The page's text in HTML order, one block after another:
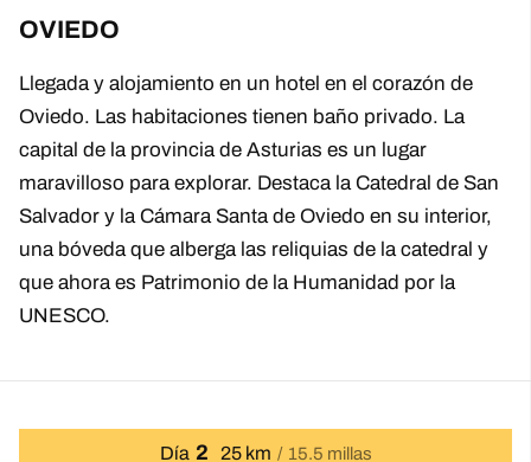
OVIEDO
Llegada y alojamiento en un hotel en el corazón de
Oviedo. Las habitaciones tienen baño privado. La
capital de la provincia de Asturias es un lugar
maravilloso para explorar. Destaca la Catedral de San
Salvador y la Cámara Santa de Oviedo en su interior,
una bóveda que alberga las reliquias de la catedral y
que ahora es Patrimonio de la Humanidad por la
UNESCO.
Día 2 25 km 15.5 millas